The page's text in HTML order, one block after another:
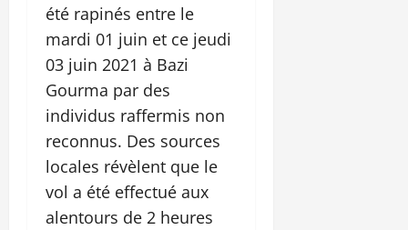
été rapinés entre le
mardi 01 juin et ce jeudi
03 juin 2021 à Bazi
Gourma par des
individus raffermis non
reconnus. Des sources
locales révèlent que le
vol a été effectué aux
alentours de 2 heures